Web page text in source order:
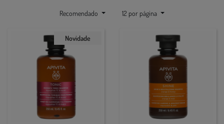
Recomendado 12 por página
Novidade